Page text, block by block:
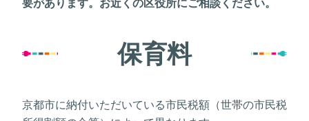
保育料
京都市に納付いただいている市民税額（世帯の市民税